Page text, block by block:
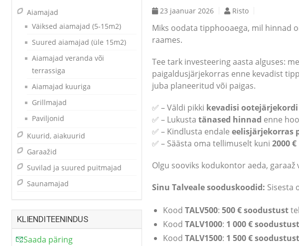
23 jaanuar 2026 Risto
Miks oodata tipphooaega, mil hinnad
raames.
Tee tark investeering aasta alguses:
paigaldusjärjekorras enne kevadist
juba planeeritud või paigas.
✅ – Väldi pikki kevadisi ootejärjekordi
✅ – Lukustatänased hinnad enne
✅ – Kindlusta endaleeelisjärjekorras
✅ – Säästa oma tellimuselt kuni2000 €
Olgu sooviks kodukontor aeda,
Sinu Talveale sooduskoodid: Sisesta
KoodTALV500:500 € soodustust
KoodTALV1000: 1 000 € soodustust
KoodTALV1500: 1 500 € soodustust
Aiamajad
Väiksed aiamajad (5-15m2)
Suured aiamajad (üle 15m2)
Aiamajad veranda või
terrassiga
Aiamajad kuuriga
Grillmajad
Paviljonid
Kuurid, aiakuurid
Garaažid
Suvilad ja suured puitmajad
Saunamajad
KLIENDITEENINDUS
Saada päring